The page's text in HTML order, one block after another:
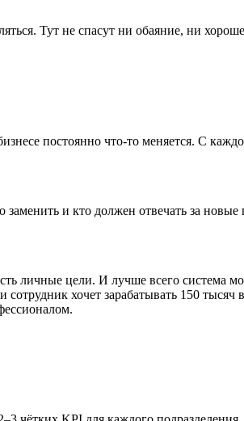
Тут не спасут ни обаяние, ни
постоянно что-то меняется. С
и кто должен отвечать за новые
личные цели. И лучше всего система
хочет зарабатывать 150 тысяч